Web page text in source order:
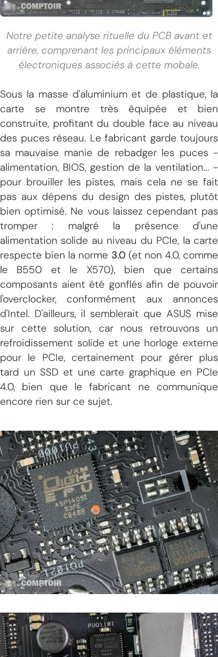
Notre petite analyse rituelle du PCB avant et
arrière, comprenant les principaux éléments
électroniques associés à cette mobale.
Sous la masse d'aluminium et de plastique, la
carte se montre très équipée et bien
construite, profitant du double face au niveau
des puces réseau. Le fabricant garde toujours
sa mauvaise manie de rebadger les puces -
alimentation, BIOS, gestion de la ventilation... -
pour brouiller les pistes, mais cela ne se fait
pas aux dépens du design des pistes, plutôt
bien optimisé. Ne vous laissez cependant pas
tromper : malgré la présence d'une
alimentation solide au niveau du PCIe, la carte
respecte bien la norme 3.0(et non 4.0, comme
le B550 et le X570), bien que certains
composants aient été gonflés afin de pouvoir
l'overclocker, conformément aux annonces
d'Intel. D'ailleurs, il semblerait que ASUS mise
sur cette solution, car nous retrouvons un
refroidissement solide et une horloge externe
pour le PCIe, certainement pour gérer plus
tard un SSD et une carte graphique en PCIe
4.0, bien que le fabricant ne communique
encore rien sur ce sujet.